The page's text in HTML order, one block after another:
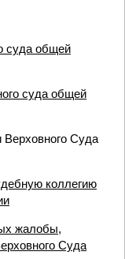
суда общей
суда общей
Верховного Суда
коллегию
жалобы,
Суда